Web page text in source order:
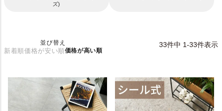
ズ)
並び替え
新着順価格が安い順価格が高い順
33件中 1-33件表示